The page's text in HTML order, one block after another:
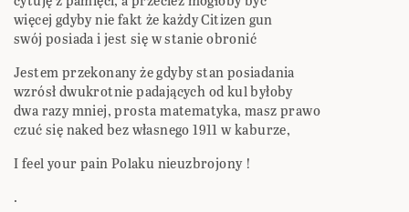
więcej gdyby nie fakt że każdy Citizen gun
swój posiada i jest się w stanie obronić
Jestem przekonany że gdyby stan posiadania
wzrósł dwukrotnie padających od kul byłoby
dwa razy mniej, prosta matematyka, masz prawo
czuć się naked bez własnego 1911 w kaburze,
I feel your pain Polaku nieuzbrojony !
.